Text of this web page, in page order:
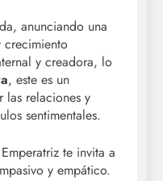
anunciando una
crecimiento
y creadora, lo
, este es un
las relaciones y
sentimentales.
te invita a
y empático.